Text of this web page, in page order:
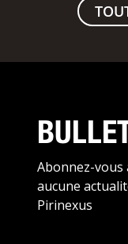
Abonnez-vous
aucune
Pirinexus